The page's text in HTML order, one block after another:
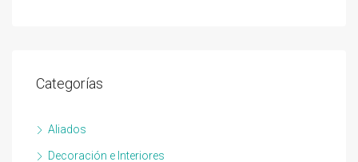
Categorías
Aliados
Decoración e Interiores